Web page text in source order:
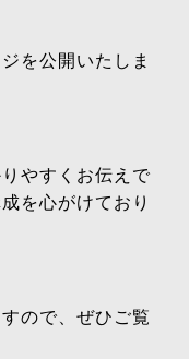
を公開いたしま
やすくお伝えで
を心がけており
ので、ぜひご覧